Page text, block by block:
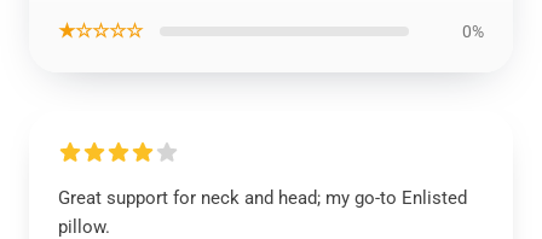
★☆☆☆☆ 0%
Great support for neck and head; my go-to Enlisted
pillow.